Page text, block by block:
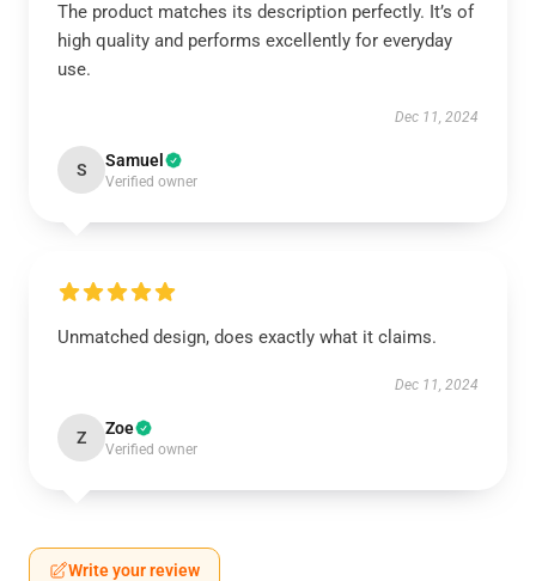
The product matches its description perfectly. It’s of
high quality and performs excellently for everyday
use.
Dec 11, 2024
S Samuel
Verified owner
Unmatched design, does exactly what it claims.
Dec 11, 2024
Z Zoe
Verified owner
Write your review